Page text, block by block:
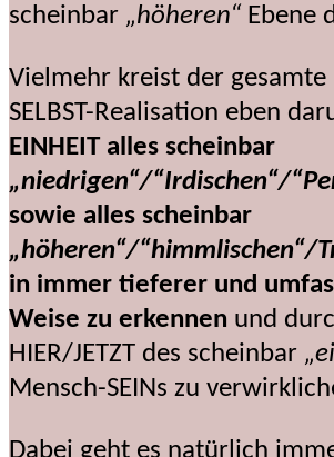
scheinbar „höheren“ Ebene
Vielmehr kreist der gesamte
SELBST-Realisation eben
EINHEIT alles scheinbar
„niedrigen“/“Irdischen“/
sowie alles scheinbar
„höheren“/“himmlischen“/
in immer tieferer und
Weise zu erkennen und
HIER/JETZT des scheinbar
Mensch-SEINs zu
Dabei geht es natürlich